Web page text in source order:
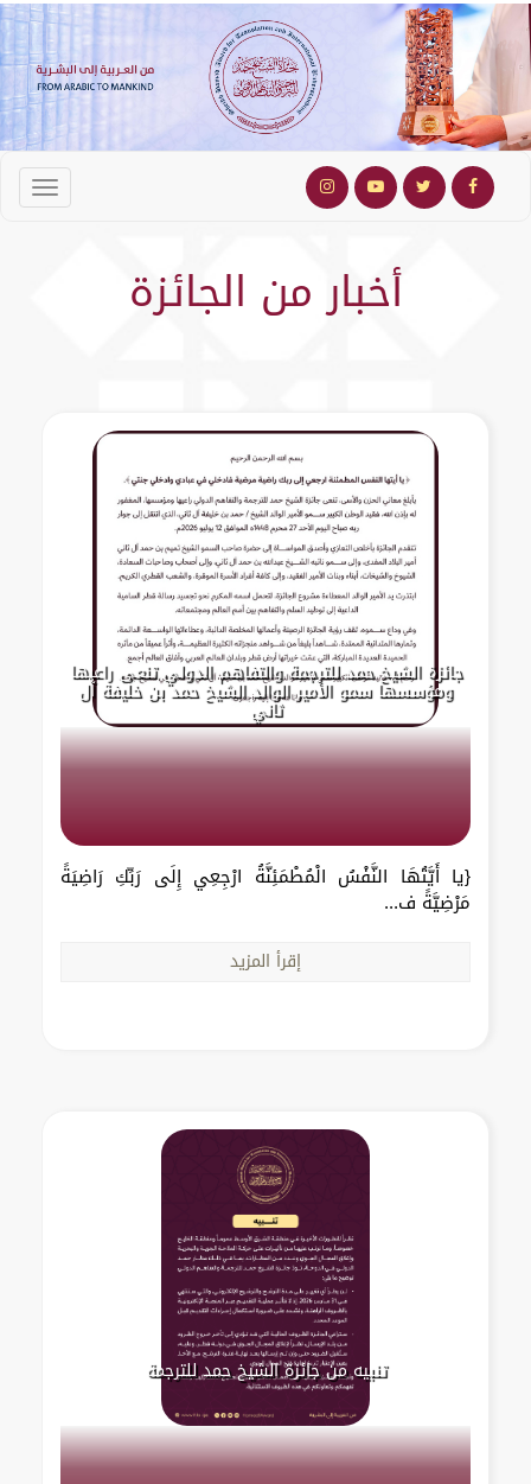
أخبار من الجائزة
جائزة الشيخ حمد للترجمة والتفاهم الدولي تنعى راعيها
ومؤسسها سمو الأمير الوالد الشيخ حمد بن خليفة آل
ثاني
{يا أَيَّتُهَا النَّفْسُ الْمُطْمَئِنَّةُ ارْجِعِي إِلَى رَبِّكِ رَاضِيَةً
مَرْضِيَّةً ف...
إقرأ المزيد
تنبيه من جائزة الشيخ حمد للترجمة